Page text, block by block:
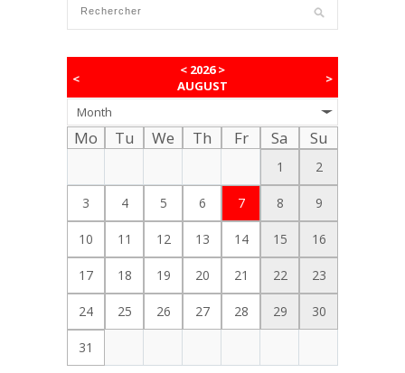
<
< 2026>
AUGUST
>
Month
Mo Tu We Th Fr Sa Su
1 2
3 4 5 6 7 8 9
10 11 12 13 14 15 16
17 18 19 20 21 22 23
24 25 26 27 28 29 30
31